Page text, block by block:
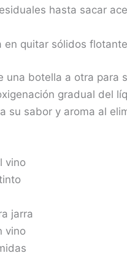
hasta sacar
quitar sólidos
una botella a otra para
gradual del
su sabor y aroma al
vino
jarra
vino